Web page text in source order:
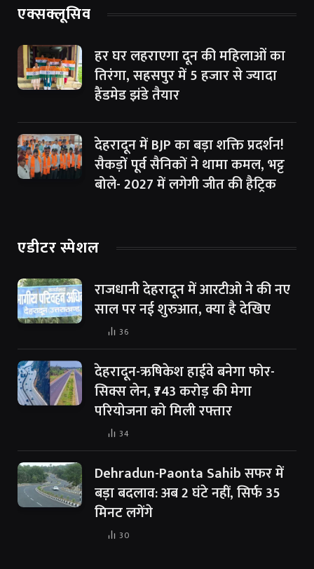
एक्सक्लूसिव
हर घर लहराएगा दून की महिलाओं का
तिरंगा, सहसपुर में 5 हजार से ज्यादा
हैंडमेड झंडे तैयार
देहरादून में BJP का बड़ा शक्ति प्रदर्शन!
सैकड़ों पूर्व सैनिकों ने थामा कमल, भट्ट
बोले- 2027 में लगेगी जीत की हैट्रिक
एडीटर स्पेशल
राजधानी देहरादून में आरटीओ ने की नए
साल पर नई शुरुआत, क्या है देखिए
36
देहरादून-ऋषिकेश हाईवे बनेगा फोर-
सिक्स लेन, ₹743 करोड़ की मेगा
परियोजना को मिली रफ्तार
34
Dehradun-Paonta Sahib सफर में
बड़ा बदलाव: अब 2 घंटे नहीं, सिर्फ 35
मिनट लगेंगे
30